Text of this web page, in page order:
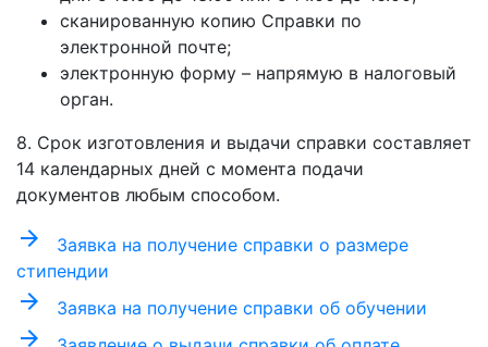
сканированную копию Справки по
электронной почте;
электронную форму – напрямую в налоговый
орган.
8. Срок изготовления и выдачи справки составляет
14 календарных дней с момента подачи
документов любым способом.
arrow_forward
Заявка на получение справки о размере
стипендии
arrow_forward Заявка на получение справки об обучении
arrow_forward